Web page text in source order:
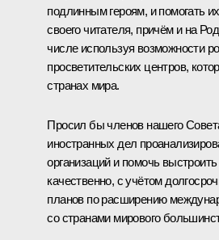
подлинным героям, и помогать
своего читателя, причём и на
числе используя возможности
просветительских центров,
странах мира.
Просил бы членов нашего
иностранных дел
организаций и помочь
качественно, с учётом
планов по расширению
со странами мирового